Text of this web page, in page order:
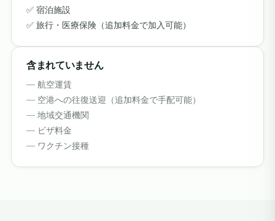
宿泊施設
旅行・医療保険（追加料金で加入可能）
含まれていません
航空運賃
空港への往復送迎（追加料金で手配可能）
地域交通機関
ビザ料金
ワクチン接種